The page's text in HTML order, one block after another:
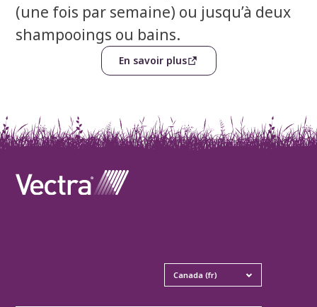
(une fois par semaine) ou jusqu’à deux
shampooings ou bains.
En savoir plus